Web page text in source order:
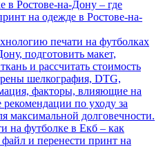
в Ростове-на-Дону – где
на одежде в Ростове-на-
печати на футболках
подготовить макет,
и рассчитать стоимость
шелкография, DTG,
факторы, влияющие на
рекомендации по уходу за
максимальной долговечности.
на футболке в Екб – как
и перенести принт на